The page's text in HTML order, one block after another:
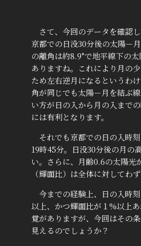
さて、今回のデータを確認
京都での日没30分後の太陽－
の離角は約8.9°で地平線下の
ありますね。これにより月の
ため左右逆月になるというわ
角が同じでも太陽－月を結ぶ
い方が日の入から月の入まで
には有利となります。
それでも京都での日の入時
19時45分。日没30分後の月の
い。さらに、月齢0.6の太陽光
（輝面比）は全体に対してわ
今までの経験上、日の入時
以上、かつ輝面比が１%以上
覚がありますが、今回はその
見えるのでしょうか？